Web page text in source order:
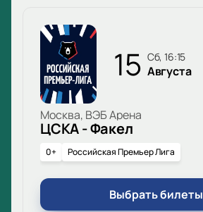
15 сб, 16:15
Августа
Москва, ВЭБ Арена
ЦСКА - Факел
0+ Российская Премьер Лига
Выбрать билеты